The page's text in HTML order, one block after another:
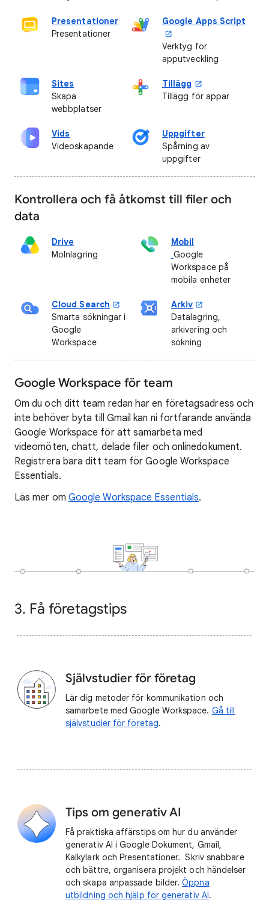
Presentationer
Presentationer
Google Apps Script
Verktyg för
apputveckling
Sites
Skapa
webbplatser
Tillägg
Tillägg för appar
Vids
Videoskapande
Uppgifter
Spårning av
uppgifter
Kontrollera och få åtkomst till filer och
data
Drive
Molnlagring
Mobil
Google
Workspace på
mobila enheter
Cloud Search
Smarta sökningar i
Google
Workspace
Arkiv
Datalagring,
arkivering och
sökning
Google Workspace för team
Om du och ditt team redan har en företagsadress och
inte behöver byta till Gmail kan ni fortfarande använda
Google Workspace för att samarbeta med
videomöten, chatt, delade filer och onlinedokument.
Registrera bara ditt team för Google Workspace
Essentials.
Läs mer om Google Workspace Essentials.
3. Få företagstips
Självstudier för företag
Lär dig metoder för kommunikation och
samarbete med Google Workspace. Gå till
självstudier för företag.
Tips om generativ AI
Få praktiska affärstips om hur du använder
generativ AI i Google Dokument, Gmail,
Kalkylark och Presentationer. Skriv snabbare
och bättre, organisera projekt och händelser
och skapa anpassade bilder.Öppna
utbildning och hjälp för generativ AI.